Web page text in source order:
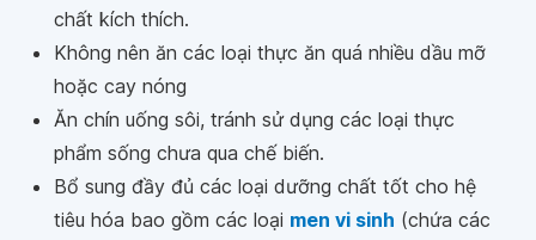
chất kích thích.
Không nên ăn các loại thực ăn quá nhiều dầu mỡ
hoặc cay nóng
Ăn chín uống sôi, tránh sử dụng các loại thực
phẩm sống chưa qua chế biến.
Bổ sung đầy đủ các loại dưỡng chất tốt cho hệ
tiêu hóa bao gồm các loại men vi sinh (chứa các